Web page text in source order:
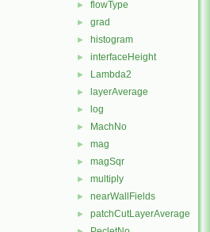
► flowType
► grad
► histogram
► interfaceHeight
► Lambda2
► layerAverage
► log
► MachNo
► mag
► magSqr
► multiply
► nearWallFields
► patchCutLayerAverage